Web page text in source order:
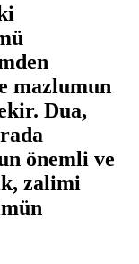
mazlumun
Dua,
önemli ve
zalimi